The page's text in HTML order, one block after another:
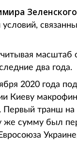
Зеленского
масштаб
два года.
2020 года
Киеву
Первый транш
же сумму был